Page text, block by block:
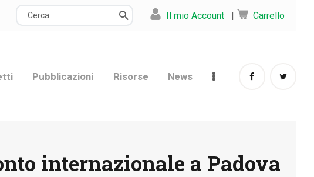
Il mio Account | Carrello
Pubblicazioni Risorse News
internazionale a Padova